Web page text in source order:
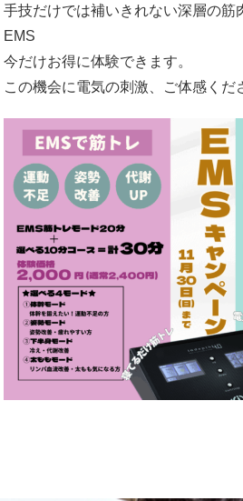
手技だけでは補いきれない深層の筋
EMS
今だけお得に体験できます。
この機会に電気の刺激、ご体感くだ